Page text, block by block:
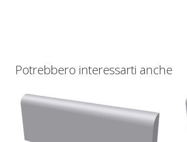
Potrebbero interessarti anche